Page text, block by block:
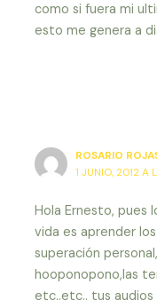
como si fuera mi
esto me genera a
ROSARIO
1 JUNIO, 2012 A
Hola Ernesto, pues
vida es aprender
superación
hooponopono,las
etc..etc.. tus